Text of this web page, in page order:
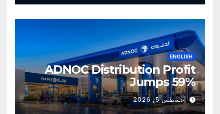
ENGLISH
ADNOC Distribution Profit
Jumps 59%
أغسطس 5, 2026